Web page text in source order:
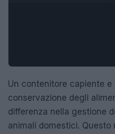
Un contenitore capiente
conservazione degli
differenza nella gestione
animali domestici. Questo